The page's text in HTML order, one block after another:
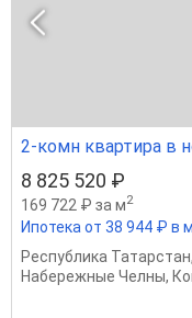
2-комн квартира в
8 825 520 ₽
169 722 ₽ за м2
Ипотека от 38 944 ₽ в
Республика Татарстан,
Набережные Челны,